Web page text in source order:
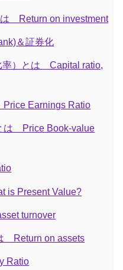
Return on investment
＆証券化
率）とは Capital ratio,
Earnings Ratio
は Price Book-value
is Present Value?
turnover
Return on assets
Ratio